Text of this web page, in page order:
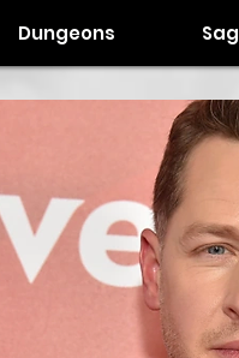
Dungeons